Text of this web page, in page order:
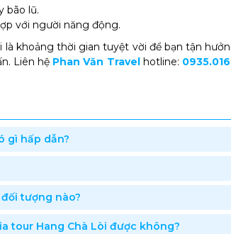
bão lũ.
với người năng động.
là khoảng thời gian tuyệt vời để bạn tận
Liên hệ Phan Văn Travel hotline:
gì hấp dẫn?
tượng nào?
tour Hang Chà Lòi được không?